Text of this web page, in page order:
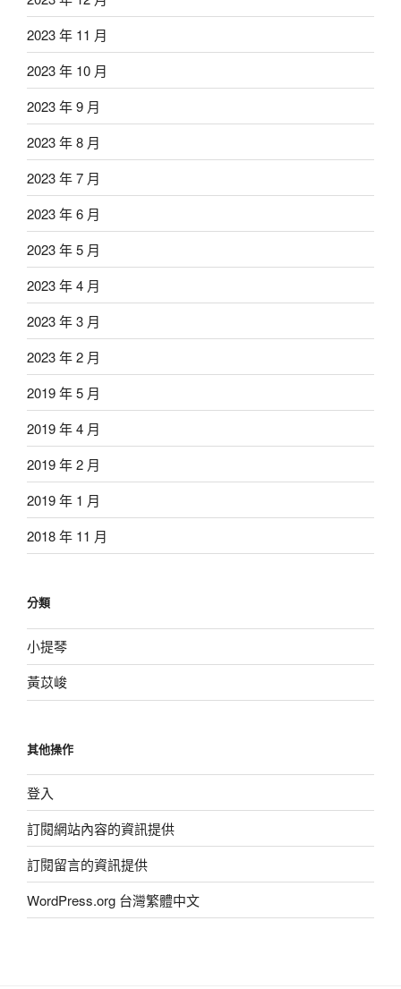
2023 年 11 月
2023 年 10 月
2023 年 9 月
2023 年 8 月
2023 年 7 月
2023 年 6 月
2023 年 5 月
2023 年 4 月
2023 年 3 月
2023 年 2 月
2019 年 5 月
2019 年 4 月
2019 年 2 月
2019 年 1 月
2018 年 11 月
分類
小提琴
黃苡峻
其他操作
登入
訂閱網站內容的資訊提供
訂閱留言的資訊提供
WordPress.org 台灣繁體中文